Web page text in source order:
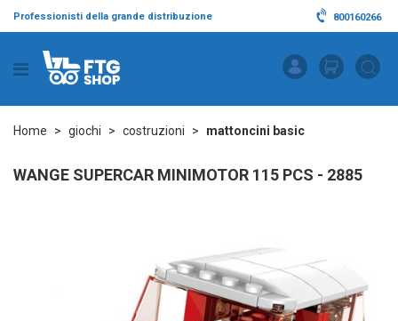
Professionisti della grande distribuzione 800160266
Home giochi costruzioni mattoncini basic
WANGE SUPERCAR MINIMOTOR 115 PCS - 2885